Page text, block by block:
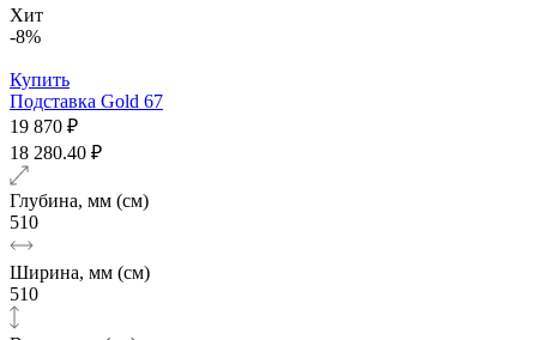
Хит
-8%
Купить
Подставка Gold 67
19 870 ₽
18 280.40 ₽
Глубина, мм (см)
510
Ширина, мм (см)
510